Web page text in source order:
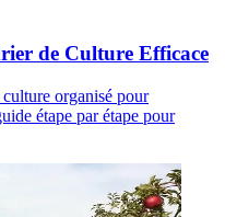
de Culture Efficace
organisé pour
étape par étape pour